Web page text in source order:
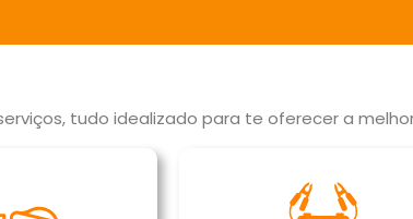
tudo idealizado para te oferecer a